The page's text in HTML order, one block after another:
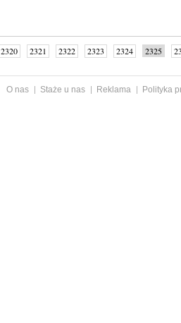
2320 2321 2322 2323 2324 2325
O nas Staże u nas Reklama
Polityka